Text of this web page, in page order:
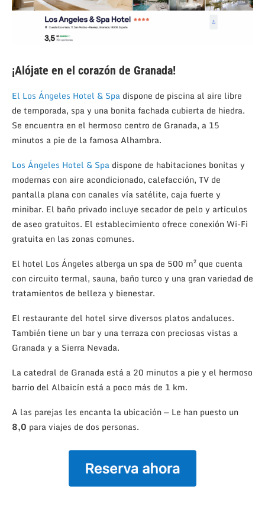
¡Alójate en el corazón de Granada!
El Los Ángeles Hotel & Spa dispone de piscina al aire libre
de temporada, spa y una bonita fachada cubierta de hiedra.
Se encuentra en el hermoso centro de Granada, a 15
minutos a pie de la famosa Alhambra.
Los Ángeles Hotel & Spa dispone de habitaciones bonitas y
modernas con aire acondicionado, calefacción, TV de
pantalla plana con canales vía satélite, caja fuerte y
minibar. El baño privado incluye secador de pelo y artículos
de aseo gratuitos. El establecimiento ofrece conexión Wi-Fi
gratuita en las zonas comunes.
El hotel Los Ángeles alberga un spa de 500 m² que cuenta
con circuito termal, sauna, baño turco y una gran variedad de
tratamientos de belleza y bienestar.
El restaurante del hotel sirve diversos platos andaluces.
También tiene un bar y una terraza con preciosas vistas a
Granada y a Sierra Nevada.
La catedral de Granada está a 20 minutos a pie y el hermoso
barrio del Albaicín está a poco más de 1 km.
A las parejas les encanta la ubicación — Le han puesto un
8,0 para viajes de dos personas.